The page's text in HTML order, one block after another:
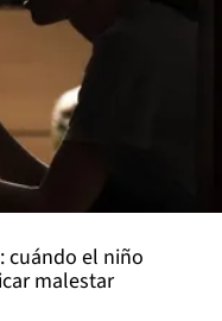
cuándo el niño
malestar